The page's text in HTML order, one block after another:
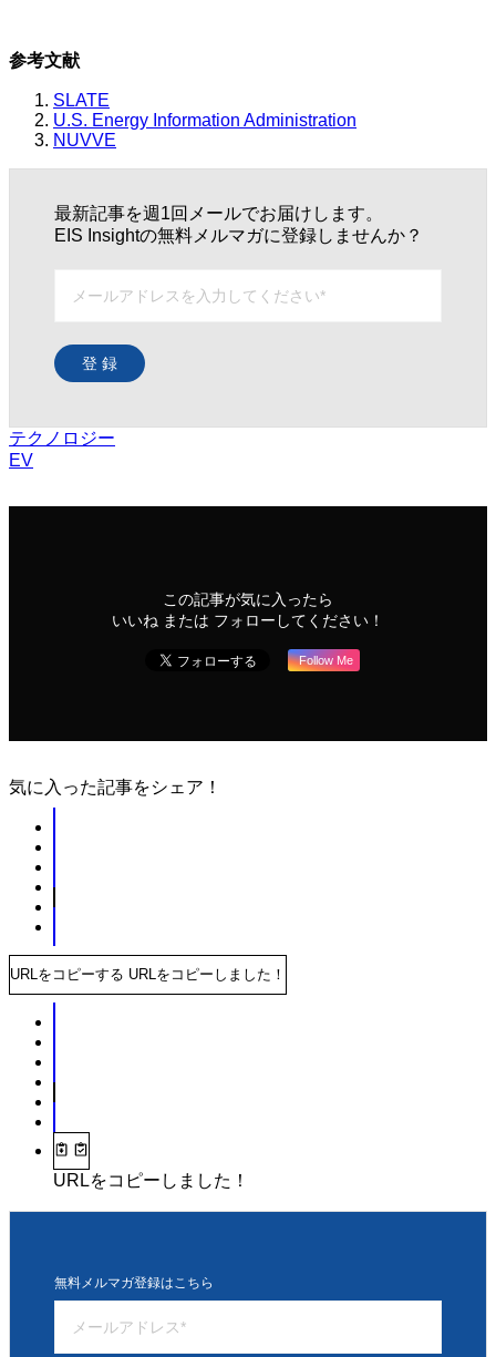
参考文献
SLATE
U.S. Energy Information Administration
NUVVE
最新記事を週1回メールでお届けします。
EIS Insightの無料メルマガに登録しませんか？
登 録
テクノロジー
EV
この記事が気に入ったら
いいね または フォローしてください！
Follow Me
気に入った記事をシェア！
URLをコピーする URLをコピーしました！
URLをコピーしました！
無料メルマガ登録はこちら